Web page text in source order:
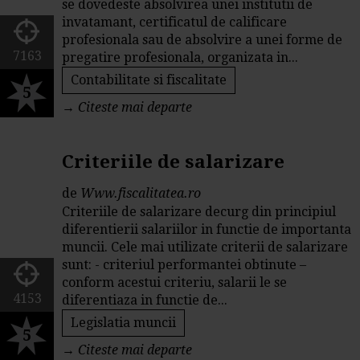
se dovedeste absolvirea unei institutii de
invatamant, certificatul de calificare
profesionala sau de absolvire a unei forme de
pregatire profesionala, organizata in...
Contabilitate si fiscalitate
→ Citeste mai departe
7163
5
Criteriile de salarizare
de Www.fiscalitatea.ro
Criteriile de salarizare decurg din principiul
diferentierii salariilor in functie de importanta
muncii. Cele mai utilizate criterii de salarizare
sunt: - criteriul performantei obtinute –
conform acestui criteriu, salarii le se
diferentiaza in functie de...
Legislatia muncii
→ Citeste mai departe
4153
5